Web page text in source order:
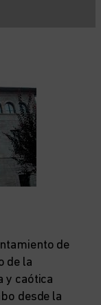
de
de la
y caótica
desde la